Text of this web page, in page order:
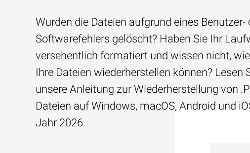
Wurden die Dateien aufgrund eines Benutzer-
Softwarefehlers gelöscht? Haben Sie Ihr
versehentlich formatiert und wissen nicht,
Ihre Dateien wiederherstellen können? Lesen
unsere Anleitung zur Wiederherstellung von
Dateien auf Windows, macOS, Android und
Jahr 2026.